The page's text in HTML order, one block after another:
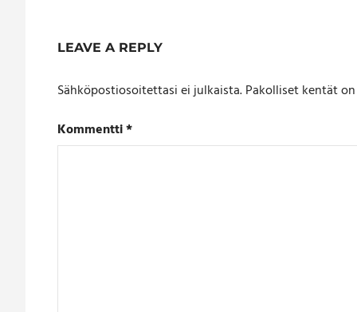
LEAVE A REPLY
Sähköpostiosoitettasi ei julkaista.Pakolliset kentät
Kommentti*